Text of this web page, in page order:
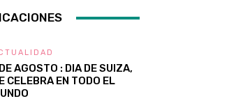
AGOSTO : DIA DE SUIZA,
CELEBRA EN TODO EL